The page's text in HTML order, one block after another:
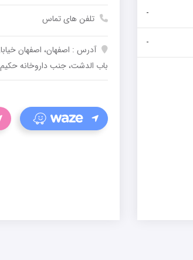
-
-
تلفن های تماس
آدرس : اصفهان، اصفهان
باب الدشت، جنب داروخانه